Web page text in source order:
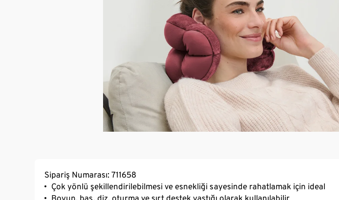
Sipariş Numarası: 711658
Çok yönlü şekillendirilebilmesi ve esnekliği sayesinde rahatlamak için ideal
Boyun, baş, diz, oturma ve sırt destek yastığı olarak kullanılabilir